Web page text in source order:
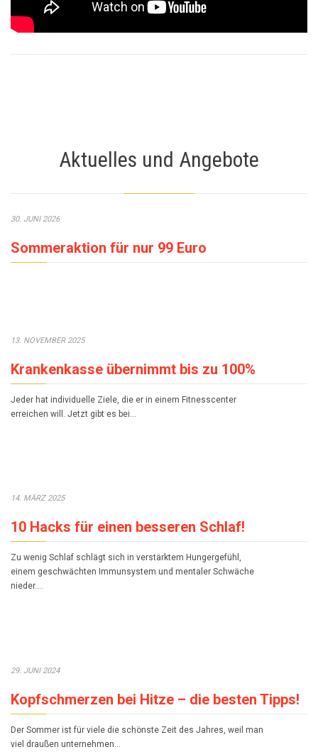
Aktuelles und Angebote
30. JUNI 2026
Sommeraktion für nur 99 Euro
13. NOVEMBER 2025
Krankenkasse übernimmt bis zu 100%
Jeder hat individuelle Ziele, die er in einem Fitnesscenter
erreichen will. Jetzt gibt es bei…
14. MÄRZ 2025
10 Hacks für einen besseren Schlaf!
Zu wenig Schlaf schlägt sich in verstärktem Hungergefühl,
einem geschwächten Immunsystem und mentaler Schwäche
nieder….
29. JUNI 2024
Kopfschmerzen bei Hitze – die besten Tipps!
Der Sommer ist für viele die schönste Zeit des Jahres, weil man
viel draußen unternehmen…